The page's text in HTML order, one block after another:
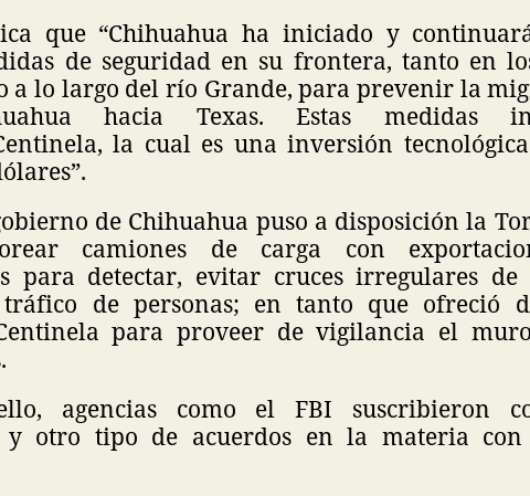
que “Chihuahua ha iniciado y
de seguridad en su frontera, tanto en
a lo largo del río Grande, para prevenir la
hacia Texas. Estas medidas
la cual es una inversión
de Chihuahua puso a disposición la
camiones de carga con
para detectar, evitar cruces irregulares
de personas; en tanto que ofreció
para proveer de vigilancia el
agencias como el FBI suscribieron
y otro tipo de acuerdos en la materia con